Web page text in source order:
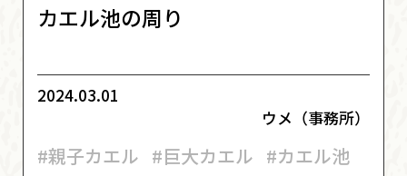
カエル池の周り
2024.03.01
ウメ（事務所）
#親子カエル #巨大カエル #カエル池